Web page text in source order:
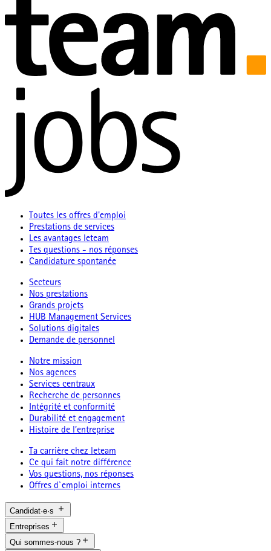
Toutes les offres d'emploi
Prestations de services
Les avantages leteam
Tes questions - nos réponses
Candidature spontanée
Secteurs
Nos prestations
Grands projets
HUB Management Services
Solutions digitales
Demande de personnel
Notre mission
Nos agences
Services centraux
Recherche de personnes
Intégrité et conformité
Durabilité et engagement
Histoire de l’entreprise
Ta carrière chez leteam
Ce qui fait notre différence
Vos questions, nos réponses
Offres d`emploi internes
Candidat·e·s
Entreprises
Qui sommes-nous ?